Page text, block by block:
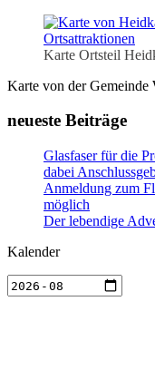
Karte Ortsteil
Karte von der Gemeinde
neueste Beiträge
Glasfaser für die
dabei
Anmeldung zum
möglich
Der lebendige
Kalender